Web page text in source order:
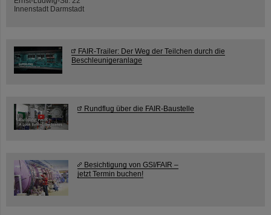
Innenstadt Darmstadt
FAIR-Trailer: Der Weg der Teilchen durch die
Beschleunigeranlage
Rundflug über die FAIR-Baustelle
Besichtigung von GSI/FAIR –
jetzt Termin buchen!